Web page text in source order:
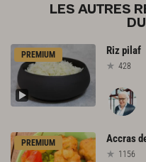
LES AUTRES
PREMIUM Rizpilaf
428
PREMIUM Accras
1156